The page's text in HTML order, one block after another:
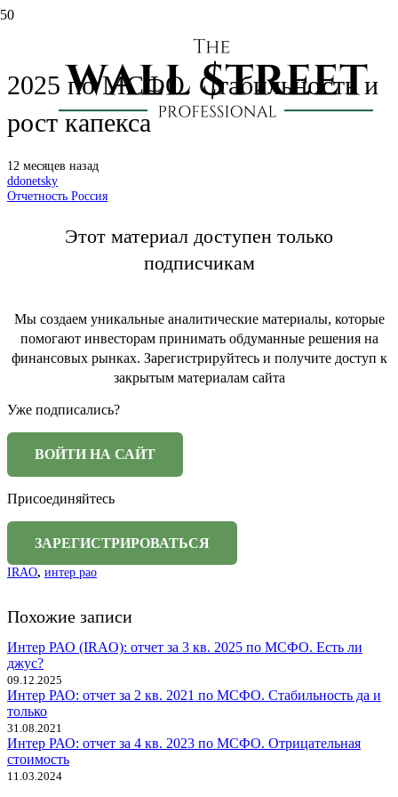
Интер РАО (IRAO): отчет за 2 кв.
2025 по МСФО. Стабильность и
рост капекса
12 месяцев назад
ddonetsky
Отчетность Россия
Этот материал доступен только
подписчикам
Мы создаем уникальные аналитические материалы, которые
помогают инвесторам принимать обдуманные решения на
финансовых рынках. Зарегистрируйтесь и получите доступ к
закрытым материалам сайта
Уже подписались?
Присоединяйтесь
IRAO, интер рао
Похожие записи
Интер РАО (IRAO): отчет за 3 кв. 2025 по МСФО. Есть ли
джус?
09.12.2025
Интер РАО: отчет за 2 кв. 2021 по МСФО. Стабильность да и
только
31.08.2021
Интер РАО: отчет за 4 кв. 2023 по МСФО. Отрицательная
стоимость
11.03.2024